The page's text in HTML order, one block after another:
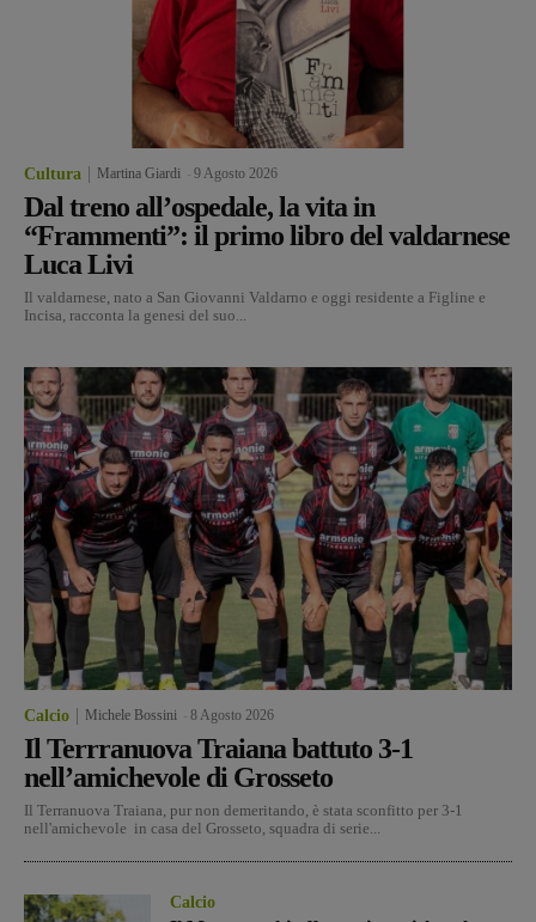
Cultura Martina Giardi 9 Agosto 2026
Dal treno all’ospedale, la vita in
“Frammenti”: il primo libro del valdarnese
Luca Livi
Il valdarnese, nato a San Giovanni Valdarno e oggi residente a Figline e
Incisa, racconta la genesi del suo...
Calcio Michele Bossini 8 Agosto 2026
Il Terrranuova Traiana battuto 3-1
nell’amichevole di Grosseto
Il Terranuova Traiana, pur non demeritando, è stata sconfitto per 3-1
nell'amichevole in casa del Grosseto, squadra di serie...
Calcio